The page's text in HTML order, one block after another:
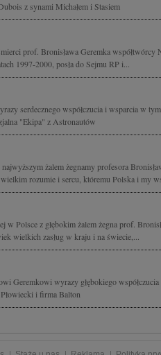
z synami Michałem i Stasiem
prof. Bronisława Geremka współtwórcy
1997-2000, posła do Sejmu RP i...
serdecznego współczucia i wsparcia w
"Ekipa" z Astronautów
żalem żegnamy profesora
rozumie i sercu, któremu Polska i my
Polsce z głębokim żalem żegna prof.
wielkich zasług w kraju i na świecie,...
Geremkowi wyrazy głębokiego
i firma Balton